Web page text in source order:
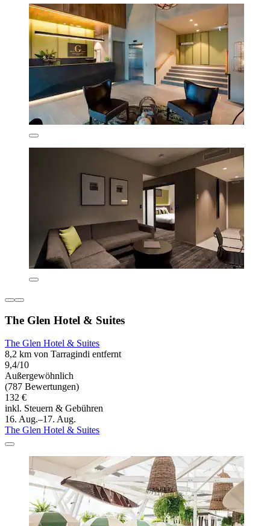
The Glen Hotel & Suites
The Glen Hotel & Suites
8,2 km von Tarragindi entfernt
9,4/10
Außergewöhnlich
(787 Bewertungen)
132 €
inkl. Steuern & Gebühren
16. Aug.–17. Aug.
The Glen Hotel & Suites